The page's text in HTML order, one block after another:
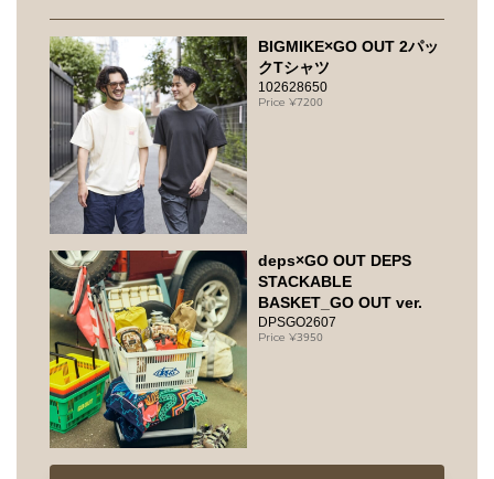
BIGMIKE×GO OUT 2パッ
クTシャツ
102628650
7200
deps×GO OUT DEPS
STACKABLE
BASKET_GO OUT ver.
DPSGO2607
3950